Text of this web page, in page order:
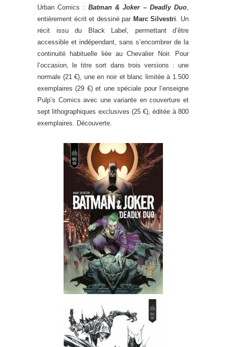
Urban Comics : Batman & Joker – Deadly Duo,
entièrement écrit et dessiné par Marc Silvestri. Un
récit issu du Black Label, permettant d’être
accessible et indépendant, sans s’encombrer de la
continuité habituelle liée au Chevalier Noir. Pour
l’occasion, le titre sort dans trois versions : une
normale (21 €), une en noir et blanc limitée à 1.500
exemplaires (29 €) et une spéciale pour l’enseigne
Pulp’s Comics avec une variante en couverture et
sept lithographiques exclusives (25 €), éditée à 800
exemplaires. Découverte.